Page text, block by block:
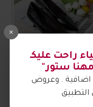
كعب نسائي ناعم 2017202
₪65.00